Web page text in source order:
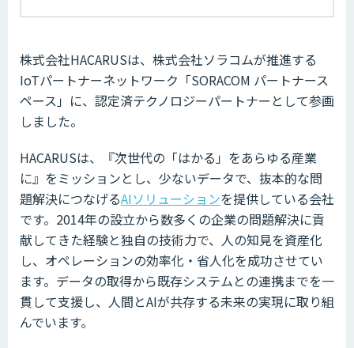
株式会社HACARUSは、株式会社ソラコムが推進する
IoTパートナーネットワーク「SORACOM パートナース
ペース」に、認定済テクノロジーパートナーとして参画
しました。
HACARUSは、『次世代の「はかる」をあらゆる産業
に』をミッションとし、少ないデータで、抜本的な問
題解決につなげるAIソリューションを提供している会社
です。2014年の設立から数多くの企業の問題解決に貢
献してきた経験と独自の技術力で、人の知見を資産化
し、オペレーションの効率化・省人化を成功させてい
ます。データの取得から既存システムとの連携までを一
貫して支援し、人間とAIが共存する未来の実現に取り組
んでいます。